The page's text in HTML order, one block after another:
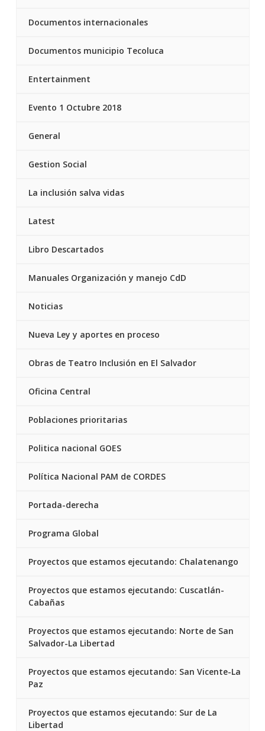
Documentos internacionales
Documentos municipio Tecoluca
Entertainment
Evento 1 Octubre 2018
General
Gestion Social
La inclusión salva vidas
Latest
Libro Descartados
Manuales Organización y manejo CdD
Noticias
Nueva Ley y aportes en proceso
Obras de Teatro Inclusión en El Salvador
Oficina Central
Poblaciones prioritarias
Politica nacional GOES
Política Nacional PAM de CORDES
Portada-derecha
Programa Global
Proyectos que estamos ejecutando: Chalatenango
Proyectos que estamos ejecutando: Cuscatlán-
Cabañas
Proyectos que estamos ejecutando: Norte de San
Salvador-La Libertad
Proyectos que estamos ejecutando: San Vicente-La
Paz
Proyectos que estamos ejecutando: Sur de La
Libertad